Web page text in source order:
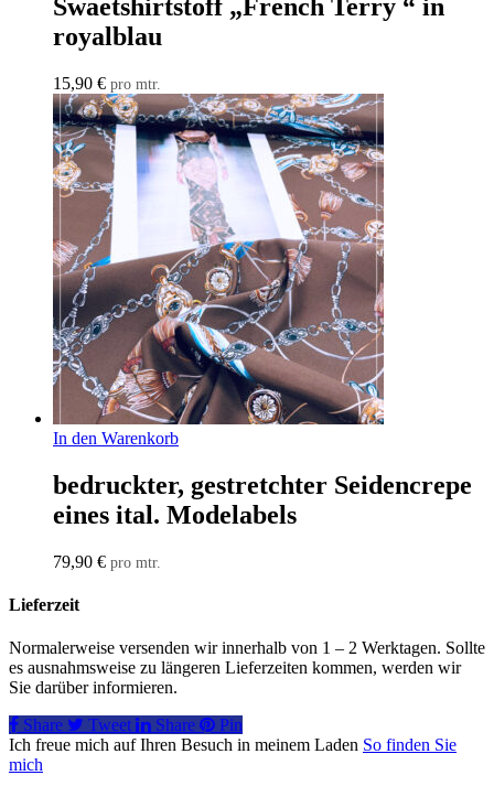
Swaetshirtstoff „French Terry “ in
royalblau
15,90 € pro mtr.
In den Warenkorb
bedruckter, gestretchter Seidencrepe
eines ital. Modelabels
79,90 € pro mtr.
Lieferzeit
Normalerweise versenden wir innerhalb von 1 – 2 Werktagen. Sollte
es ausnahmsweise zu längeren Lieferzeiten kommen, werden wir
Sie darüber informieren.
Share
Tweet Share
Pin
Ich freue mich auf Ihren Besuch in meinem Laden So finden Sie
mich